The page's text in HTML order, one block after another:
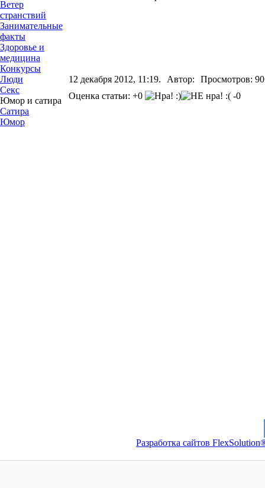
Ветер
странствий
Занимательные
факты
Здоровье и
медицина
Конкурсы
Люди
Секс
Юмор и сатира
Сатира
Юмор
12 декабря 2012, 11:19. Автор:
Просмотров:
Оценка статьи: +0
-0
Разработка сайтов